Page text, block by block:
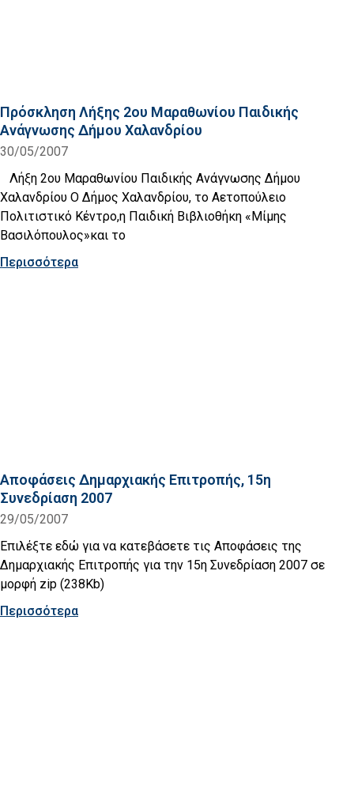
Πρόσκληση Λήξης 2ου Μαραθωνίου Παιδικής
Ανάγνωσης Δήμου Χαλανδρίου
30/05/2007
Λήξη 2ου Μαραθωνίου Παιδικής Ανάγνωσης Δήμου
Χαλανδρίου Ο Δήμος Χαλανδρίου, το Αετοπούλειο
Πολιτιστικό Κέντρο,η Παιδική Βιβλιοθήκη «Μίμης
Βασιλόπουλος»και το
Περισσότερα
Αποφάσεις Δημαρχιακής Επιτροπής, 15η
Συνεδρίαση 2007
29/05/2007
Επιλέξτε εδώ για να κατεβάσετε τις Αποφάσεις της
Δημαρχιακής Επιτροπής για την 15η Συνεδρίαση 2007 σε
μορφή zip (238Kb)
Περισσότερα